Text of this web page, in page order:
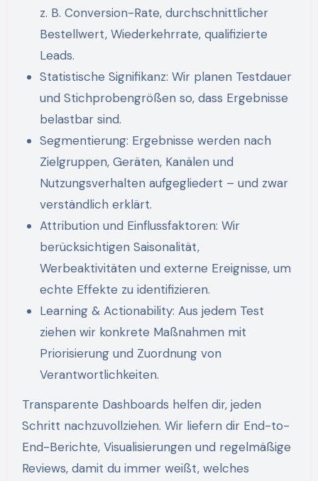
z. B. Conversion-Rate, durchschnittlicher
Bestellwert, Wiederkehrrate, qualifizierte
Leads.
Statistische Signifikanz: Wir planen Testdauer
und Stichprobengrößen so, dass Ergebnisse
belastbar sind.
Segmentierung: Ergebnisse werden nach
Zielgruppen, Geräten, Kanälen und
Nutzungsverhalten aufgegliedert – und zwar
verständlich erklärt.
Attribution und Einflussfaktoren: Wir
berücksichtigen Saisonalität,
Werbeaktivitäten und externe Ereignisse, um
echte Effekte zu identifizieren.
Learning & Actionability: Aus jedem Test
ziehen wir konkrete Maßnahmen mit
Priorisierung und Zuordnung von
Verantwortlichkeiten.
Transparente Dashboards helfen dir, jeden
Schritt nachzuvollziehen. Wir liefern dir End-to-
End-Berichte, Visualisierungen und regelmäßige
Reviews, damit du immer weißt, welches